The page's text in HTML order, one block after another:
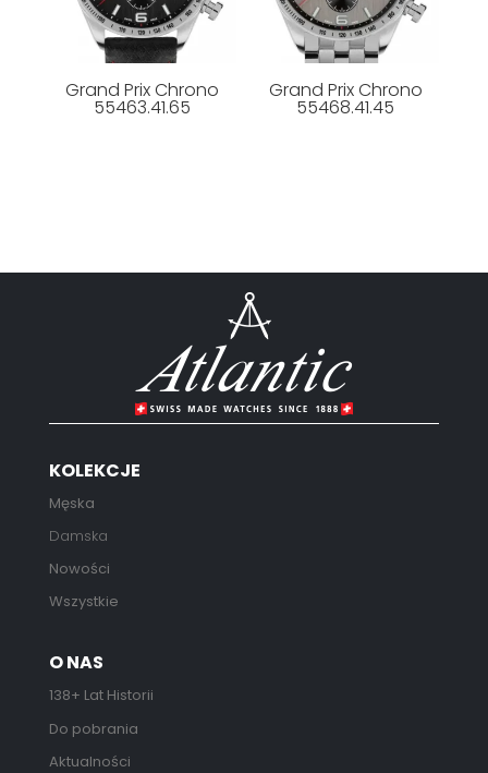
Grand Prix Chrono
55463.41.65
Grand Prix Chrono
55468.41.45
KOLEKCJE
Męska
Damska
Nowości
Wszystkie
O NAS
138+ Lat Historii
Do pobrania
Aktualności